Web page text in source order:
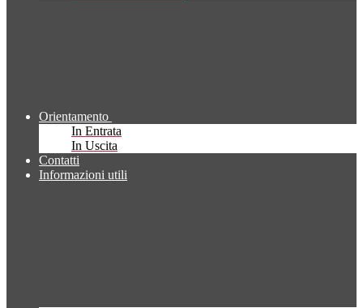
Orientamento
In Entrata
In Uscita
Contatti
Informazioni utili